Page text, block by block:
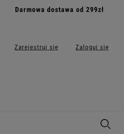
Zarejestruj się Zaloguj się
Darmowa dostawa od 299zł